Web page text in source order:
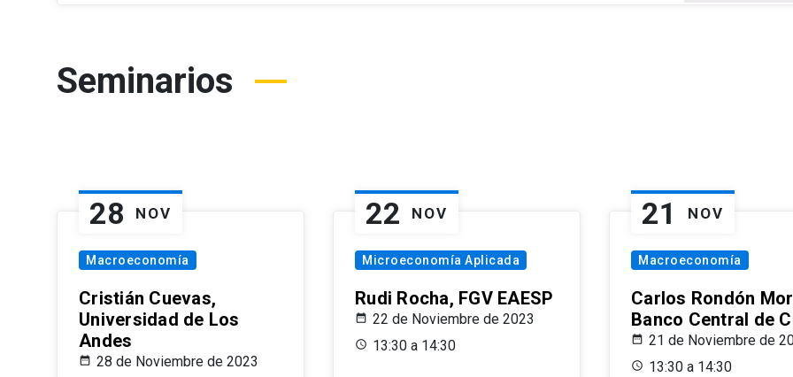
Seminarios
28 NOV
Macroeconomía
Cristián Cuevas,
Universidad de Los
Andes
28 de Noviembre de 2023
22 NOV
Microeconomía Aplicada
Rudi Rocha, FGV EAESP
22 de Noviembre de 2023
13:30 a 14:30
21 NOV
Macroeconomía
Carlos Rondón
Banco Central de
21 de Noviembre de
13:30 a 14:30